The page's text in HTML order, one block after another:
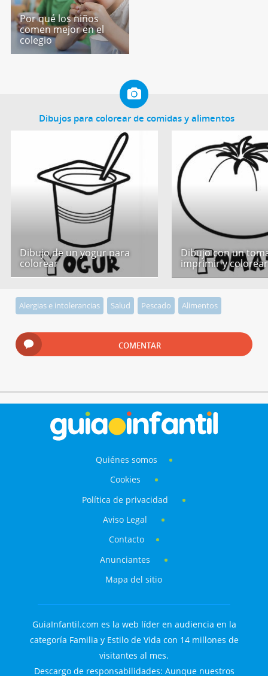
Por qué los niños
comen mejor en el
colegio
Dibujos para colorear de comidas y alimentos
Dibujo de un yogur para
colorear
Dibujo con un
imprimir y colorear
Alergias e intolerancias Salud Pescado Alimentos
COMENTAR
Quiénes somos
Cookies
Política de privacidad
Aviso Legal
Contacto
Anunciantes
Mapa del sitio
GuiaInfantil.com es la web líder en audiencia en la
categoría Familia y Estilo de Vida con 14 millones de
visitantes al mes.
Descargo de responsabilidades: Aunque nuestros